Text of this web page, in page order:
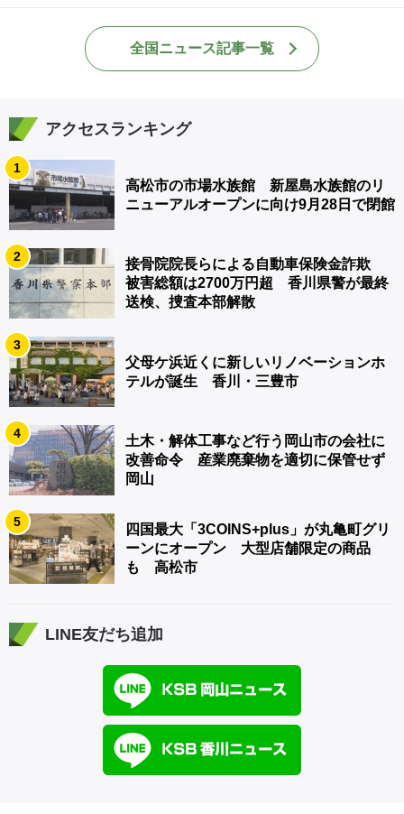
全国ニュース記事一覧
アクセスランキング
1
高松市の市場水族館 新屋島水族館のリ
ニューアルオープンに向け9月28日で閉館
2
接骨院院長らによる自動車保険金詐欺
被害総額は2700万円超 香川県警が最終
送検、捜査本部解散
3
父母ケ浜近くに新しいリノベーションホ
テルが誕生 香川・三豊市
4
土木・解体工事など行う岡山市の会社に
改善命令 産業廃棄物を適切に保管せず
岡山
5
四国最大「3COINS+plus」が丸亀町グリ
ーンにオープン 大型店舗限定の商品
も 高松市
LINE友だち追加